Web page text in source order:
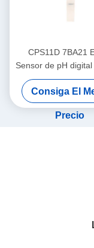
CPS11D 7BA21
Sensor de pH digital
de vidrio PTFE de
Endress Hauser
Consiga El
Precio